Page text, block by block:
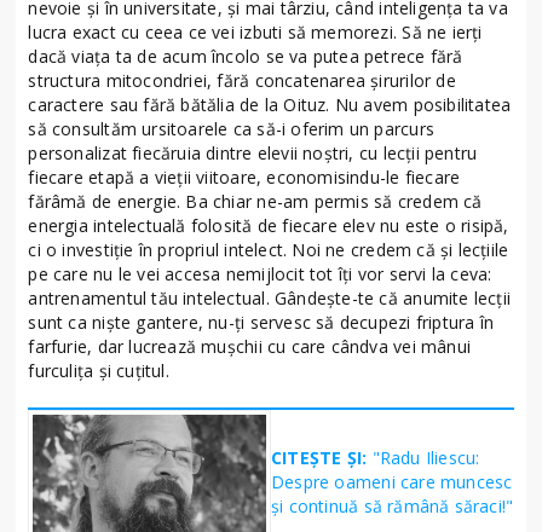
nevoie şi în universitate, şi mai târziu, când inteligenţa ta va
lucra exact cu ceea ce vei izbuti să memorezi. Să ne ierţi
dacă viaţa ta de acum încolo se va putea petrece fără
structura mitocondriei, fără concatenarea şirurilor de
caractere sau fără bătălia de la Oituz. Nu avem posibilitatea
să consultăm ursitoarele ca să-i oferim un parcurs
personalizat fiecăruia dintre elevii noştri, cu lecţii pentru
fiecare etapă a vieţii viitoare, economisindu-le fiecare
fărâmă de energie. Ba chiar ne-am permis să credem că
energia intelectuală folosită de fiecare elev nu este o risipă,
ci o investiţie în propriul intelect. Noi ne credem că şi lecţiile
pe care nu le vei accesa nemijlocit tot îţi vor servi la ceva:
antrenamentul tău intelectual. Gândeşte-te că anumite lecţii
sunt ca nişte gantere, nu-ţi servesc să decupezi friptura în
farfurie, dar lucrează muşchii cu care cândva vei mânui
furculiţa şi cuţitul.
CITEȘTE ȘI: "Radu Iliescu:
Despre oameni care muncesc
şi continuă să rămână săraci!"